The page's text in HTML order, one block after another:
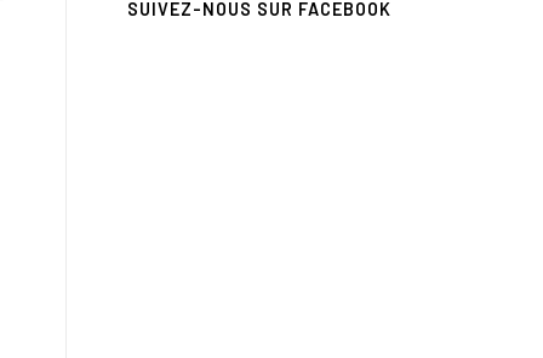
SUIVEZ-NOUS SUR FACEBOOK